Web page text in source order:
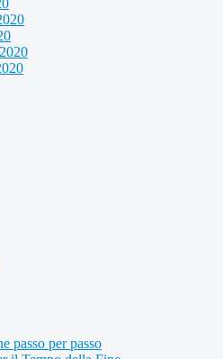
passo per passo